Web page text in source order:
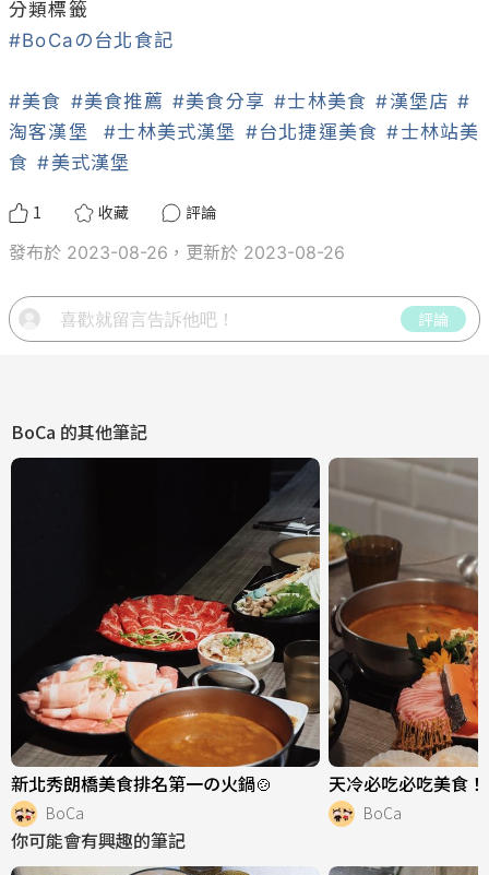
#BoCaの台北食記
#美食 #美食推薦 #美食分享 #士林美食 #漢堡店 #
淘客漢堡
#士林美式漢堡 #台北捷運美食 #士林站美
食 #美式漢堡
1 收藏
評論
發布於 2023-08-26，更新於 2023-08-26
評論
BoCa 的其他筆記
新北秀朗橋美食排名第一の火鍋🍲
BoCa
天冷必吃必吃美食
BoCa
你可能會有興趣的筆記